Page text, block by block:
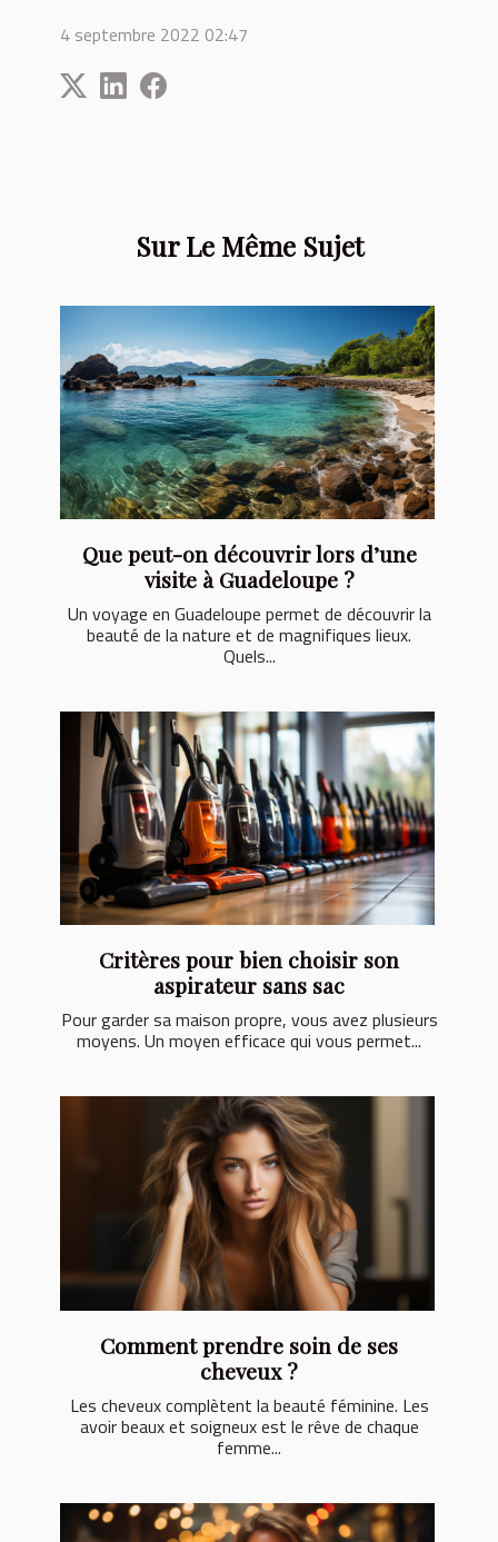
4 septembre 2022 02:47
Sur Le Même Sujet
Que peut-on découvrir lors d’une
visite à Guadeloupe ?
Un voyage en Guadeloupe permet de découvrir la
beauté de la nature et de magnifiques lieux.
Quels...
Critères pour bien choisir son
aspirateur sans sac
Pour garder sa maison propre, vous avez plusieurs
moyens. Un moyen efficace qui vous permet...
Comment prendre soin de ses
cheveux ?
Les cheveux complètent la beauté féminine. Les
avoir beaux et soigneux est le rêve de chaque
femme...